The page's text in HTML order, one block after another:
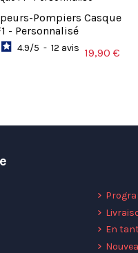
Pompiers Casque
- Personnalisé
4.9/5 - 12 avis 19,90 €
En